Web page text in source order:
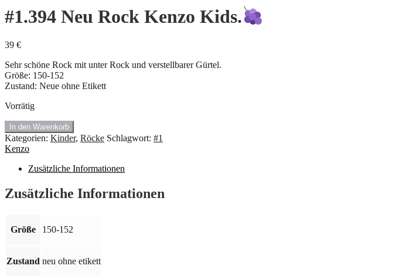
#1.394 Neu Rock Kenzo Kids.
39 €
Sehr schöne Rock mit unter Rock und verstellbarer Gürtel.
Größe: 150-152
Zustand: Neue ohne Etikett
Vorrätig
#1.394
Neu
Rock
Kids.
Menge
In den Warenkorb
Kategorien: Kinder, Röcke Schlagwort: #1
Kenzo
Zusätzliche Informationen
Zusätzliche Informationen
Größe 150-152
Zustand neu ohne etikett